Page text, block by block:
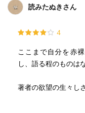
「潮騒」のような恋
読みたぬきさん
4
ここまで自分を赤
し、語る程のものは
著者の欲望の生々し